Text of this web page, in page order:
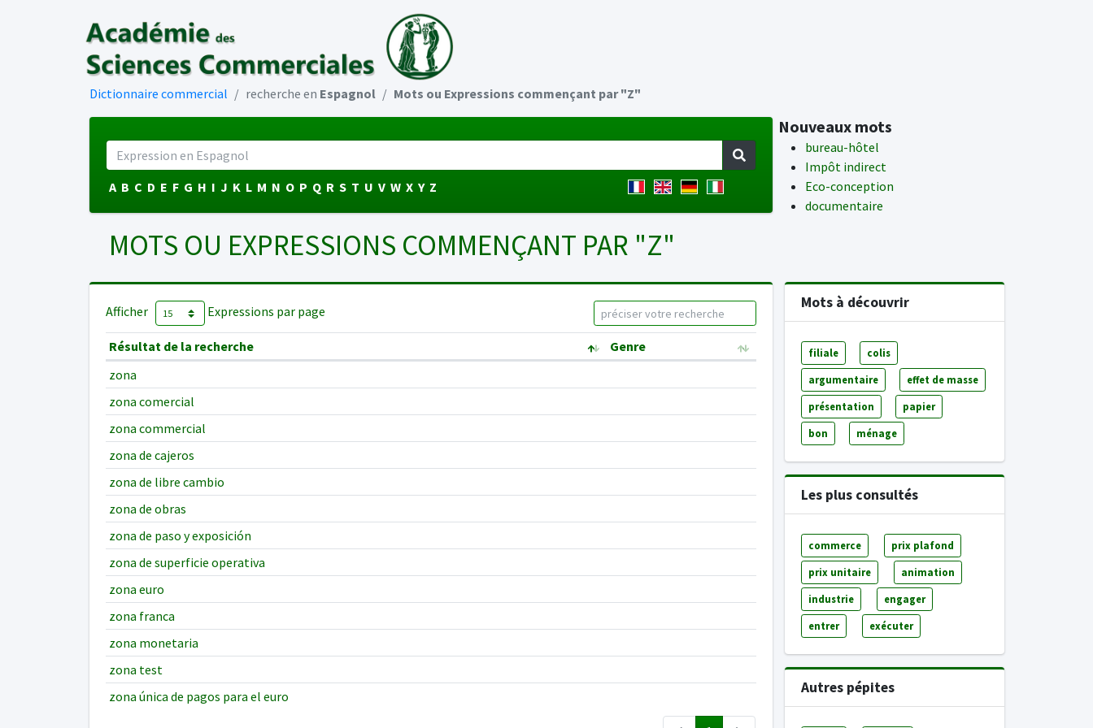
Dictionnaire commercial recherche en Espagnol Mots ou Expressions commençant par "Z"
A B C D E F G H I J K L M N O P Q R S T U V W X Y Z
Nouveaux mots
bureau-hôtel
Impôt indirect
Eco-conception
documentaire
MOTS OU EXPRESSIONS COMMENÇANT PAR "Z"
Afficher Expressions par page
Résultat de la recherche
Genre
zona
zona comercial
zona commercial
zona de cajeros
zona de libre cambio
zona de obras
zona de paso y exposición
zona de superficie operativa
zona euro
zona franca
zona monetaria
zona test
zona única de pagos para el euro
Mots à découvrir
filiale colis
argumentaire effet de masse
présentation papier
bon ménage
Les plus consultés
commerce prix plafond
prix unitaire animation
industrie engager
entrer exécuter
Autres pépites